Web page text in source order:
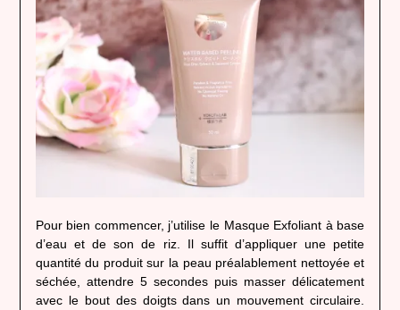
Pour bien commencer, j’utilise le Masque Exfoliant à base
d’eau et de son de riz. Il suffit d’appliquer une petite
quantité du produit sur la peau préalablement nettoyée et
séchée, attendre 5 secondes puis masser délicatement
avec le bout des doigts dans un mouvement circulaire.